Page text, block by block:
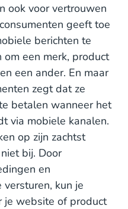
ook voor vertrouwen
geeft toe
berichten te
een merk, product
een ander. En maar
zegt dat ze
betalen wanneer het
via mobiele kanalen.
op zijn zachtst
bij. Door
en
kun je
je website of product